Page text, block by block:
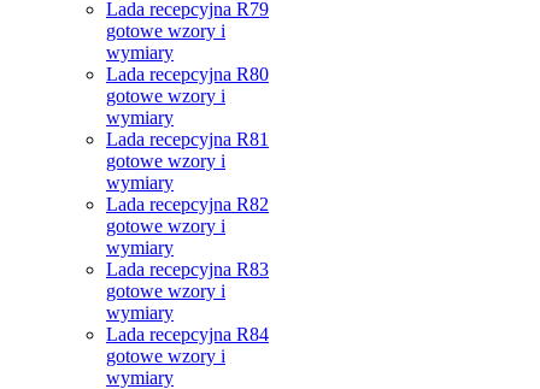
Lada recepcyjna R79
gotowe wzory i
wymiary
Lada recepcyjna R80
gotowe wzory i
wymiary
Lada recepcyjna R81
gotowe wzory i
wymiary
Lada recepcyjna R82
gotowe wzory i
wymiary
Lada recepcyjna R83
gotowe wzory i
wymiary
Lada recepcyjna R84
gotowe wzory i
wymiary